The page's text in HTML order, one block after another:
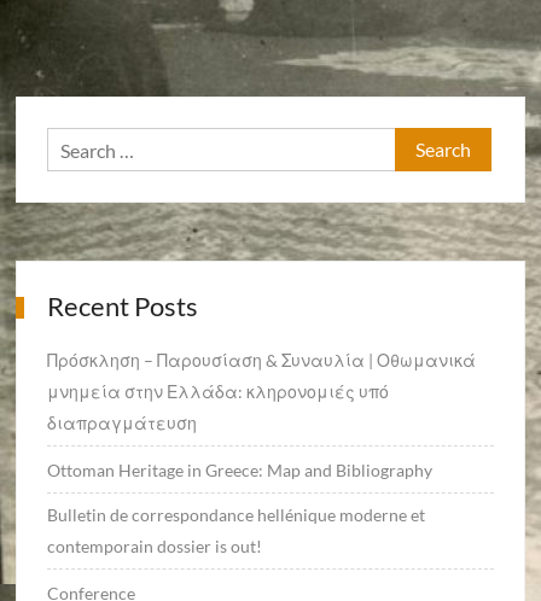
Search
for:
Recent Posts
Πρόσκληση – Παρουσίαση & Συναυλία | Οθωμανικά
μνημεία στην Ελλάδα: κληρονομιές υπό
διαπραγμάτευση
Ottoman Heritage in Greece: Map and Bibliography
Bulletin de correspondance hellénique moderne et
contemporain dossier is out!
Conference